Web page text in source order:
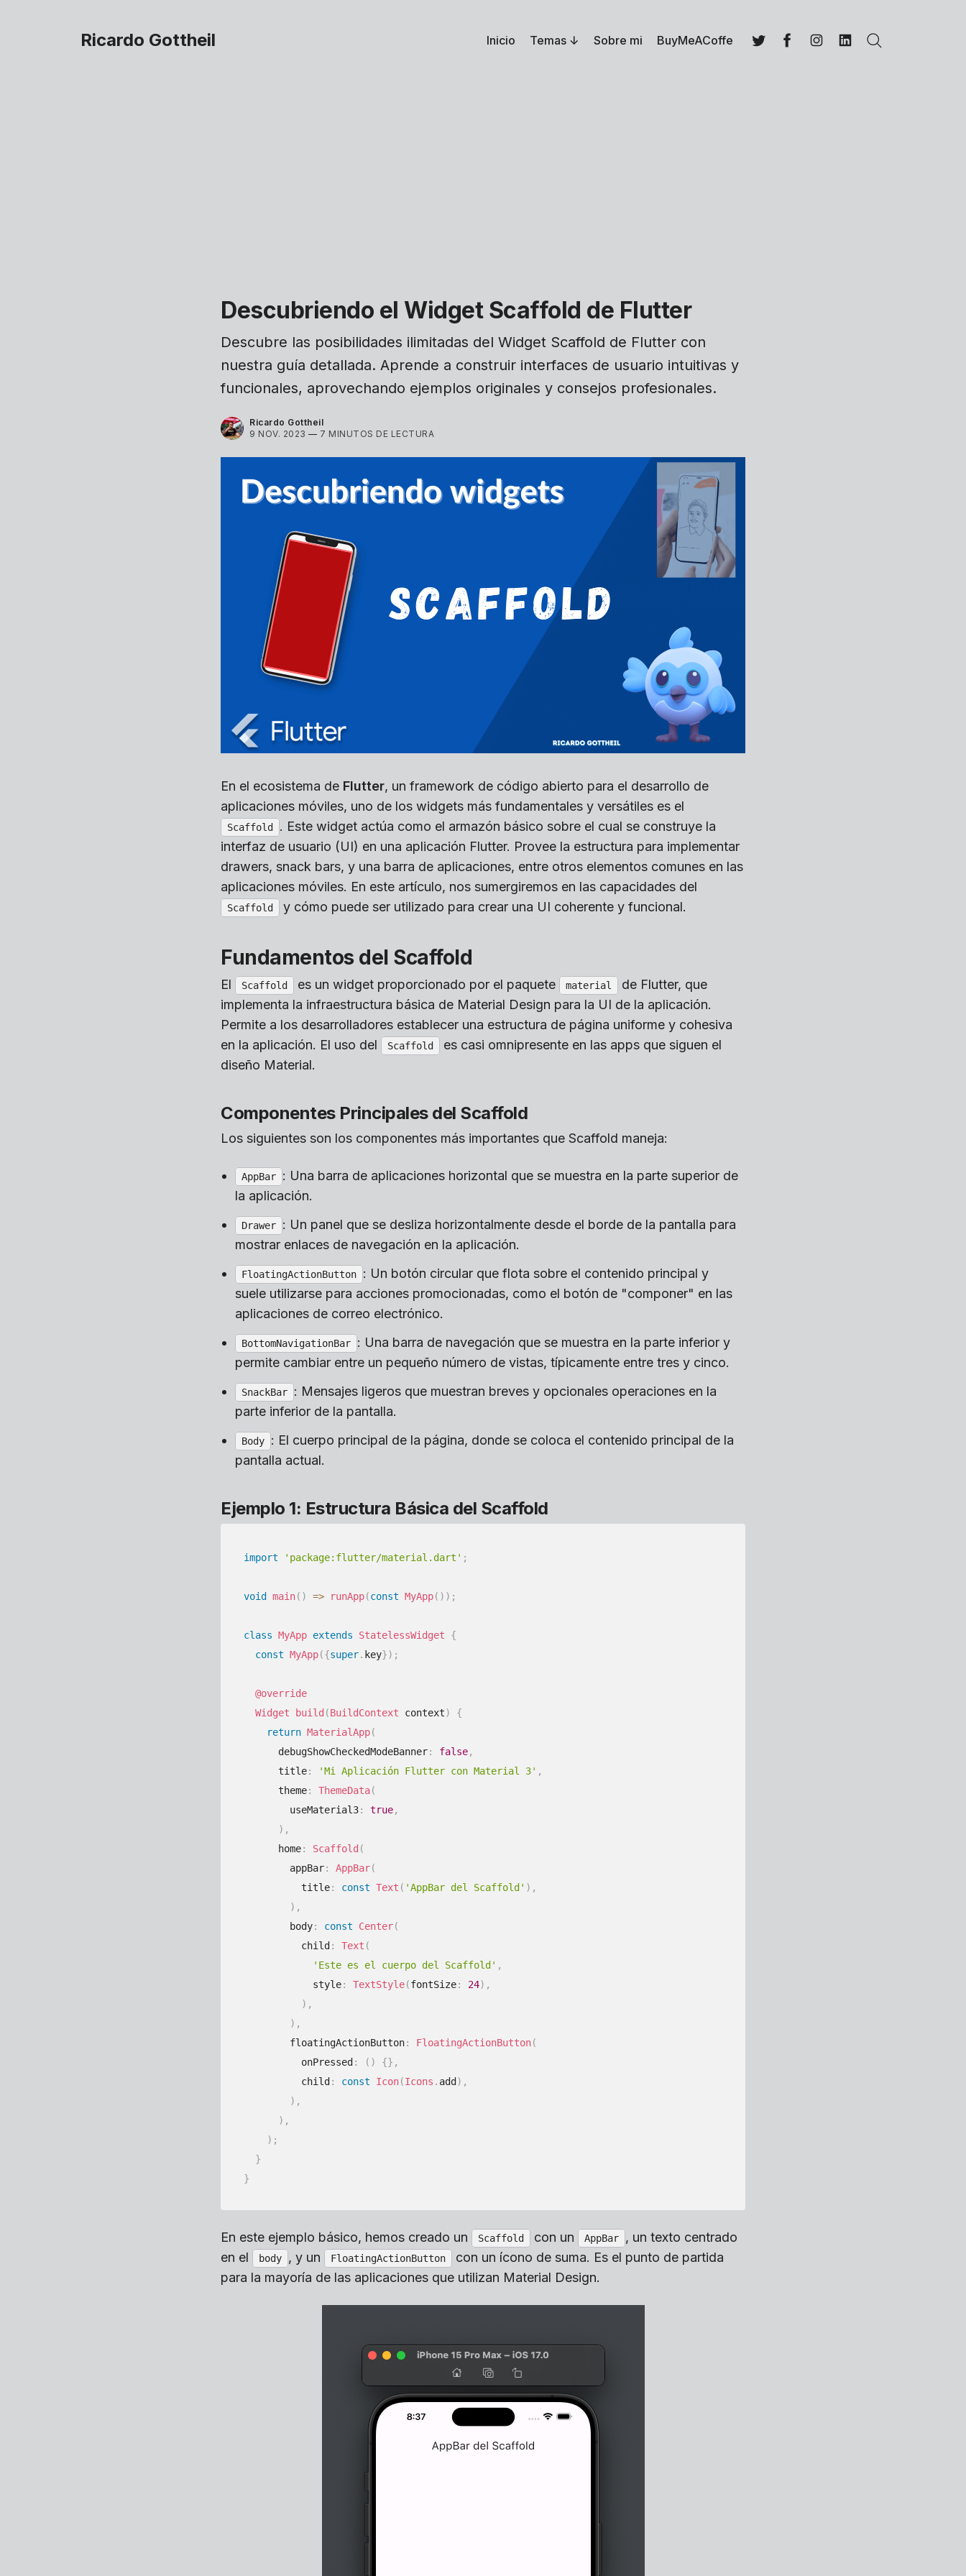
Ricardo Gottheil Inicio Temas Sobre mi BuyMeACoffe
Descubriendo el Widget Scaffold de Flutter
Descubre las posibilidades ilimitadas del Widget Scaffold de Flutter con
nuestra guía detallada. Aprende a construir interfaces de usuario intuitivas y
funcionales, aprovechando ejemplos originales y consejos profesionales.
Ricardo Gottheil
9 NOV. 2023 — 7 MINUTOS DE LECTURA
En el ecosistema de Flutter, un framework de código abierto para el desarrollo de
aplicaciones móviles, uno de los widgets más fundamentales y versátiles es el
Scaffold
. Este widget actúa como el armazón básico sobre el cual se construye la
interfaz de usuario (UI) en una aplicación Flutter. Provee la estructura para implementar
drawers, snack bars, y una barra de aplicaciones, entre otros elementos comunes en las
aplicaciones móviles. En este artículo, nos sumergiremos en las capacidades del
Scaffold y cómo puede ser utilizado para crear una UI coherente y funcional.
Fundamentos del Scaffold
El Scaffold es un widget proporcionado por el paquete material
de Flutter, que
implementa la infraestructura básica de Material Design para la UI de la aplicación.
Permite a los desarrolladores establecer una estructura de página uniforme y cohesiva
en la aplicación. El uso del
Scaffold
es casi omnipresente en las apps que siguen el
diseño Material.
Componentes Principales del Scaffold
Los siguientes son los componentes más importantes que Scaffold maneja:
AppBar
: Una barra de aplicaciones horizontal que se muestra en la parte superior de
la aplicación.
Drawer
: Un panel que se desliza horizontalmente desde el borde de la pantalla para
mostrar enlaces de navegación en la aplicación.
FloatingActionButton
: Un botón circular que flota sobre el contenido principal y
suele utilizarse para acciones promocionadas, como el botón de "componer" en las
aplicaciones de correo electrónico.
BottomNavigationBar
: Una barra de navegación que se muestra en la parte inferior y
permite cambiar entre un pequeño número de vistas, típicamente entre tres y cinco.
SnackBar
: Mensajes ligeros que muestran breves y opcionales operaciones en la
parte inferior de la pantalla.
Body
: El cuerpo principal de la página, donde se coloca el contenido principal de la
pantalla actual.
Ejemplo 1: Estructura Básica del Scaffold
import 'package:flutter/material.dart' ;
void main( ) => runApp(const MyApp( ) ) ;
class MyApp extends StatelessWidget
{
const MyApp({super. key}) ;
@override
Widget
build (BuildContext context)
{
return MaterialApp(
      debugShowCheckedModeBanner
: false,
      title
: 'Mi Aplicación Flutter con Material 3' ,
      theme
: ThemeData(
        useMaterial3
: true,
) ,
      home
: Scaffold (
        appBar
: AppBar(
          title
: const Text ( 'AppBar del Scaffold' ) ,
) ,
        body
: const Center(
          child
: Text (
'Este es el cuerpo del Scaffold' ,
            style
: TextStyle(fontSize: 24) ,
) ,
) ,
        floatingActionButton
: FloatingActionButton(
          onPressed
: ( ) {} ,
          child
: const Icon(Icons . add) ,
) ,
) ,
) ;
}
}
En este ejemplo básico, hemos creado un Scaffold con un AppBar
, un texto centrado
en el
body , y un FloatingActionButton
con un ícono de suma. Es el punto de partida
para la mayoría de las aplicaciones que utilizan Material Design.